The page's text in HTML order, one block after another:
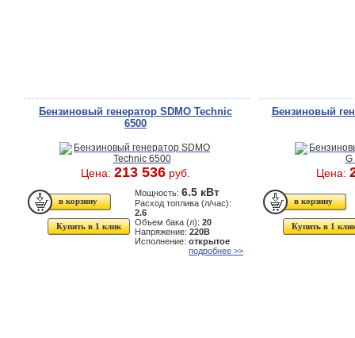
Бензиновый генератор SDMO Technic
6500
Цена: 213 536 руб.
Купить в 1 клик
Мощность: 6.5 кВт
Расход топлива (л/час):
2.6
Объем бака (л): 20
Напряжение: 220В
Исполнение: открытое
подробнее >>
Бензиновый
Цена:
Купить в 1